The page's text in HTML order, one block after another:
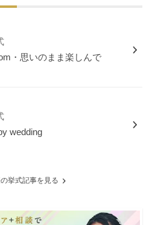
・思いのまま楽しんで
wedding
挙式記事を見る